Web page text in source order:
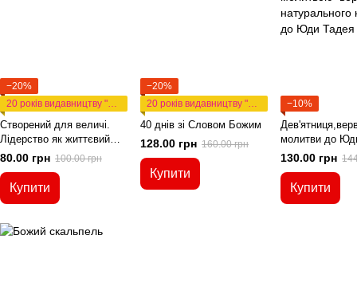
−20%
Створений для величі.
Лідерство як життєвий
ідеал
80.00 грн 100.00 грн
Купити
−20%
40 днів зі Словом Божим
128.00 грн 160.00 грн
Купити
−10%
молитви до
Тадея+образок
натурального
Юди Тадея
130.00 грн
Купити